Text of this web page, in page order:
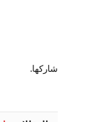
شاركها.